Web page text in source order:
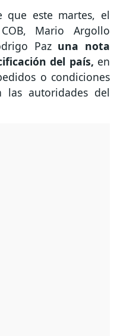
que este martes, el
Mario Argollo
Paz una nota
del país, en
o condiciones
autoridades del